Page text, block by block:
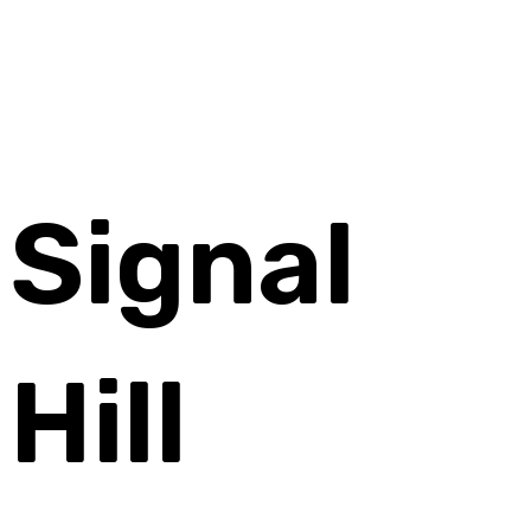
Signal
Hill